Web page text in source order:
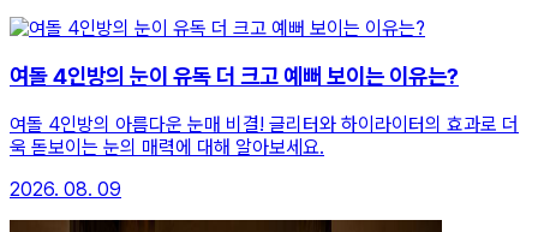
여돌 4인방의 눈이 유독 더 크고 예뻐 보이는 이유는?
여돌 4인방의 아름다운 눈매 비결! 글리터와 하이라이터의 효과로 더
욱 돋보이는 눈의 매력에 대해 알아보세요.
2026. 08. 09